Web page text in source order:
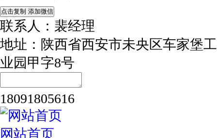
点击复制 添加微信
联系人：裴经理
地址：陕西省西安市未央区车家堡工
业园甲字8号
18091805616
网站首页